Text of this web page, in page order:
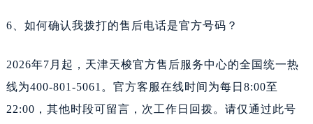
6、如何确认我拨打的售后电话是官方号码？
2026年7月起，天津天梭官方售后服务中心的全国统一热
线为400-801-5061。官方客服在线时间为每日8:00至
22:00，其他时段可留言，次工作日回拨。请仅通过此号